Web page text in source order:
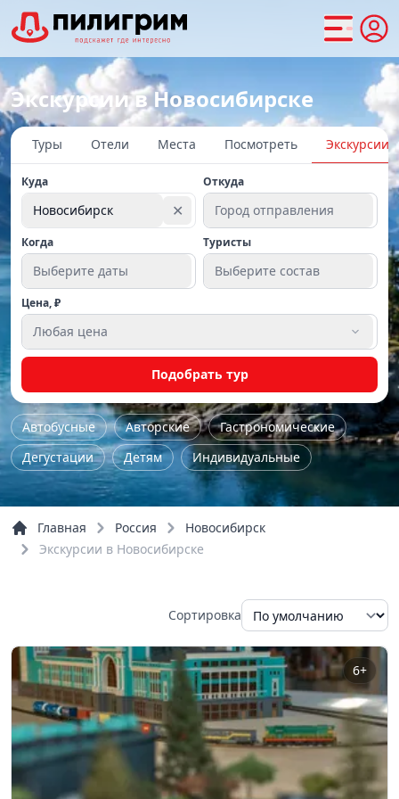
Экскурсии в Новосибирске
Туры Отели Места Посмотреть Экскурсии
Куда
Новосибирск ✕
Откуда
Город отправления
Когда
Выберите даты
Туристы
Выберите состав
Цена, ₽
Любая цена
Подобрать тур
Автобусные Авторские
Гастрономические
Дегустации
Детям
Индивидуальные
Культурно-исторические
Мастер-класс
По городу
По области
Главная Россия
Новосибирск
Экскурсии в Новосибирске
Сортировка
6+